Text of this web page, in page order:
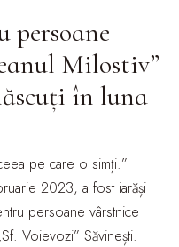
persoane
Milostiv”
în luna
pe care o simți.”
2023, a fost iarăși
persoane vârstnice
Voievozi” Săvinești.